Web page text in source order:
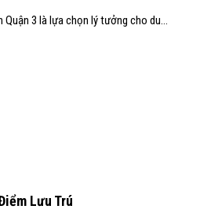
Quận 3 là lựa chọn lý tưởng cho du...
Lưu Trú